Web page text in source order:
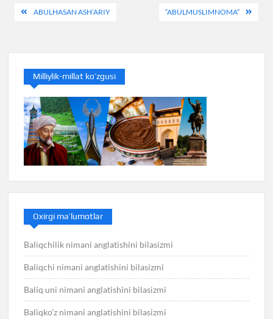
PostABULHASAN ASH’ARIY “ABULMUSLIMNOMA”
Milliylik-millat ko’zgusi
Oxirgi ma’lumotlar
Baliqchilik nimani anglatishini bilasizmi
Baliqchi nimani anglatishini bilasizmi
Baliq uni nimani anglatishini bilasizmi
Baliqko’z nimani anglatishini bilasizmi